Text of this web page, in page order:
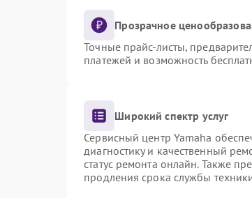
Прозрачное
Точные прайс-листы,
платежей и возможность
Широкий спектр услуг
Сервисный центр Yamaha
диагностику и качественный
статус ремонта онлайн. Также
продления срока службы